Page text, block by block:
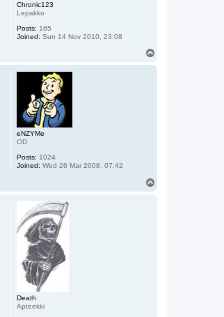
Chronic123
Lepakko
Posts: 165
Joined: Sun 14 Nov 2010, 23:08
eNZYMe
OD
Posts: 1024
Joined: Wed 26 Mar 2008, 07:42
Death
Apteekki